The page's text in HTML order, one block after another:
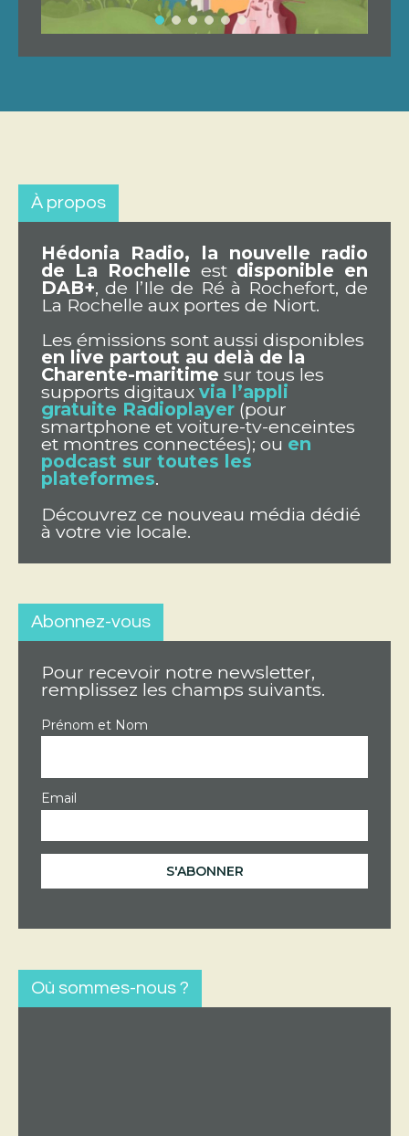
À propos
Hédonia Radio, la nouvelle radio
de La Rochelle est disponible en
DAB+, de l’Ile de Ré à Rochefort, de
La Rochelle aux portes de Niort.
Les émissions sont aussi disponibles
en live partout au delà de la
Charente-maritime sur tous les
supports digitaux via l’appli
gratuite Radioplayer (pour
smartphone et voiture-tv-enceintes
et montres connectées); ou en
podcast sur toutes les
plateformes.
Découvrez ce nouveau média dédié
à votre vie locale.
Abonnez-vous
Pour recevoir notre newsletter,
remplissez les champs suivants.
Prénom et Nom
Email
Où sommes-nous ?